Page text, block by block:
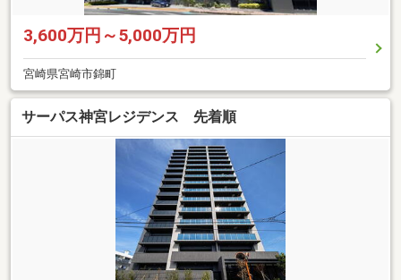
3,600万円～5,000万円
宮崎県宮崎市錦町
サーパス神宮レジデンス 先着順